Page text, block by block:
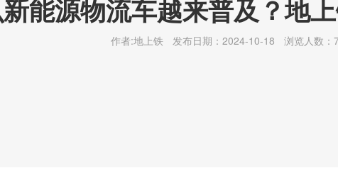
能源物流车越来普及？地
作者:地上铁 发布日期：2024-10-18 浏览人数：